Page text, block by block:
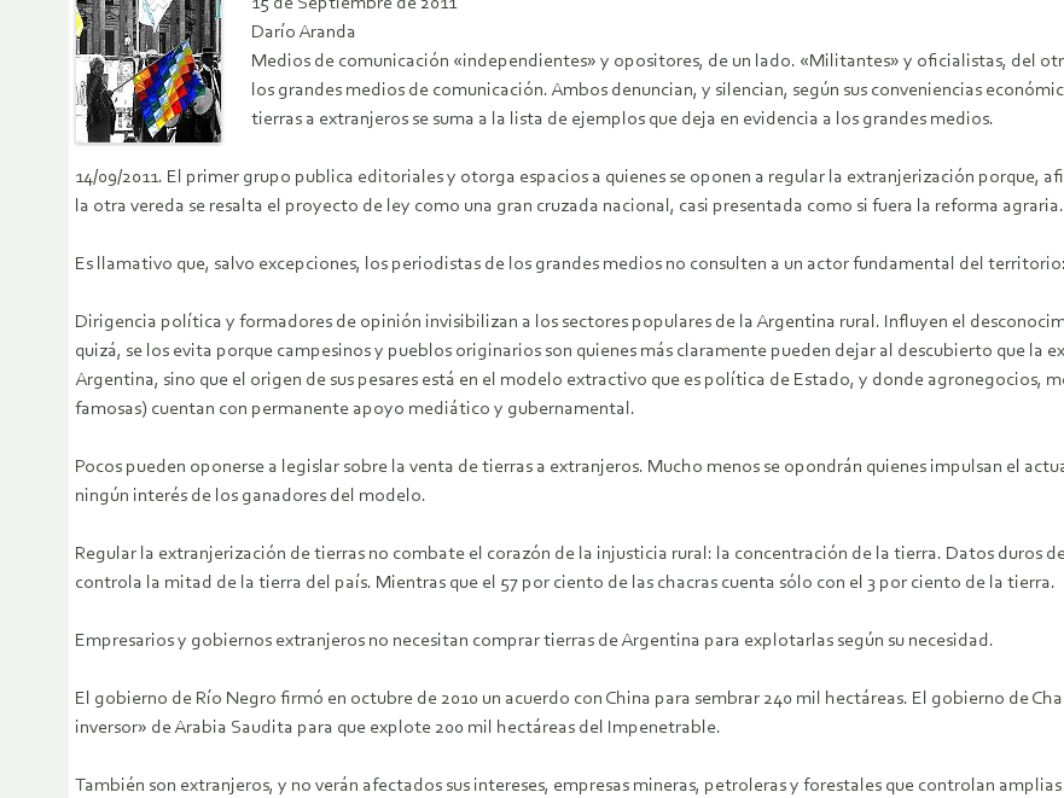
Darío Aranda
Medios de comunicación «independientes» y opositores, de un lado. «Militantes» y oficialistas, del
los grandes medios de comunicación. Ambos denuncian, y silencian, según sus conveniencias
tierras a extranjeros se suma a la lista de ejemplos que deja en evidencia a los grandes medios.
14/09/2011. El primer grupo publica editoriales y otorga espacios a quienes se oponen a regular la extranjerización porque,
la otra vereda se resalta el proyecto de ley como una gran cruzada nacional, casi presentada como si fuera la reforma agraria.
Es llamativo que, salvo excepciones, los periodistas de los grandes medios no consulten a un actor fundamental del
Dirigencia política y formadores de opinión invisibilizan a los sectores populares de la Argentina rural. Influyen el
quizá, se los evita porque campesinos y pueblos originarios son quienes más claramente pueden dejar al descubierto que la
Argentina, sino que el origen de sus pesares está en el modelo extractivo que es política de Estado, y donde agronegocios,
famosas) cuentan con permanente apoyo mediático y gubernamental.
Pocos pueden oponerse a legislar sobre la venta de tierras a extranjeros. Mucho menos se opondrán quienes impulsan el
ningún interés de los ganadores del modelo.
Regular la extranjerización de tierras no combate el corazón de la injusticia rural: la concentración de la tierra. Datos duros
controla la mitad de la tierra del país. Mientras que el 57 por ciento de las chacras cuenta sólo con el 3 por ciento de la tierra.
Empresarios y gobiernos extranjeros no necesitan comprar tierras de Argentina para explotarlas según su necesidad.
El gobierno de Río Negro firmó en octubre de 2010 un acuerdo con China para sembrar 240 mil hectáreas. El gobierno de
inversor» de Arabia Saudita para que explote 200 mil hectáreas del Impenetrable.
También son extranjeros, y no verán afectados sus intereses, empresas mineras, petroleras y forestales que controlan